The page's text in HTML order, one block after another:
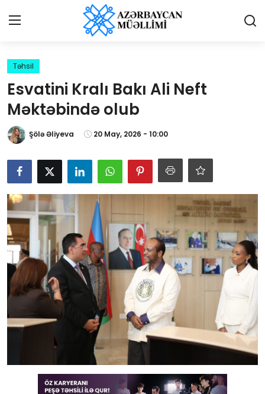
Qəzetə elan ver
Reklam və elan
Biz kimik?
Bütün xəbərlər
Gündəlik
Rəsmi
Təhsil
Elm və innovasiya
Təhsil
Esvatini Kralı Bakı Ali Neft
Məktəbində olub
Şölə Əliyeva 20 May, 2026 - 10:00